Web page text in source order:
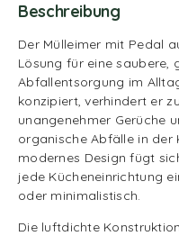
Beschreibung
Der Mülleimer mit Pedal
Lösung für eine
Abfallentsorgung im
konzipiert, verhindert er
unangenehmer Gerüche
organische Abfälle in der
modernes Design fügt
jede Kücheneinrichtung
oder minimalistisch.
Die luftdichte